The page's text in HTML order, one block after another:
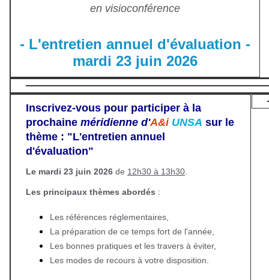
en visioconférence
- L'entretien annuel d'évaluation -
mardi 23 juin 2026
Inscrivez-vous pour participer à la
prochaine méridienne d'A&i UNSA sur le
thème : "L'entretien annuel
d'évaluation"
Le mardi 23 juin 2026 de 12h30 à 13h30
Les principaux thèmes abordés :
Les références réglementaires,
La préparation de ce temps fort de l'année,
Les bonnes pratiques et les travers à éviter,
Les modes de recours à votre disposition.